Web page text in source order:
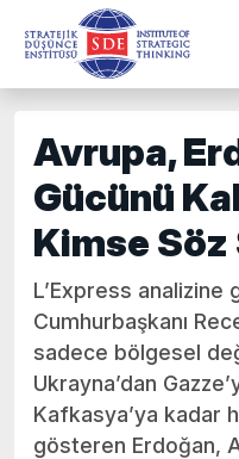
Avrupa,
Gücünü
Kimse
L’Express analizine
Cumhurbaşkanı
sadece bölgesel
Ukrayna’dan
Kafkasya’ya kadar
gösteren Erdoğan,